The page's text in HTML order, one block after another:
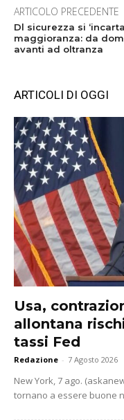
ARTICOLO PRECEDENTE
Dl sicurezza si
maggioranza: da
avanti ad oltranza
ARTICOLI DI OGGI
Usa,
allontana
tassi Fed
Redazione - 7 Agosto 2026
New York, 7 ago.
tornano a essere buone